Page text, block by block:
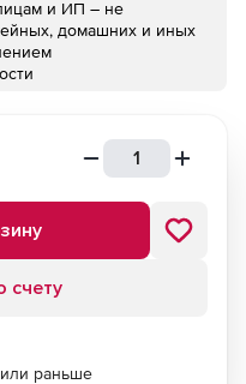
и ИП – не
домашних и иных
счету
или раньше